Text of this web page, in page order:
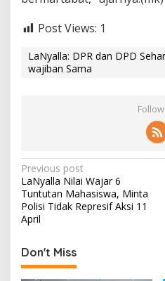
Post Views: 1
LaNyalla: DPR dan DPD
wajiban Sama
P
o
s
t
n
a
Previous post
LaNyalla Nilai Wajar 6
Tuntutan Mahasiswa, Minta
Polisi Tidak Represif Aksi 11
April
Don't Miss